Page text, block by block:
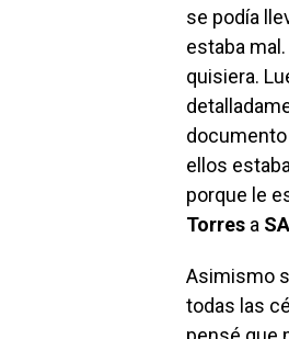
se podía
estaba
quisiera.
documento
ellos
porque le
Torres a
Asimismo
todas las